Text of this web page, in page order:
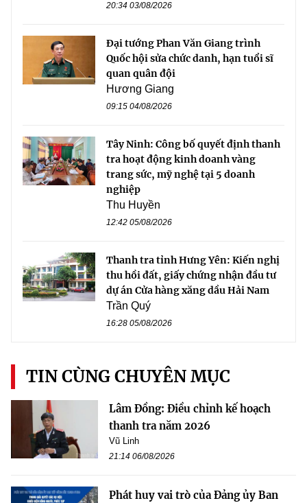
20:34 03/08/2026
Đại tướng Phan Văn Giang trình
Quốc hội sửa chức danh, hạn tuổi sĩ
quan quân đội
Hương Giang
09:15 04/08/2026
Tây Ninh: Công bố quyết định thanh
tra hoạt động kinh doanh vàng
trang sức, mỹ nghệ tại 5 doanh
nghiệp
Thu Huyền
12:42 05/08/2026
Thanh tra tỉnh Hưng Yên: Kiến nghị
thu hồi đất, giấy chứng nhận đầu tư
dự án Cửa hàng xăng dầu Hải Nam
Trần Quý
16:28 05/08/2026
TIN CÙNG CHUYÊN MỤC
Lâm Đồng: Điều chỉnh kế hoạch
thanh tra năm 2026
Vũ Linh
21:14 06/08/2026
Phát huy vai trò của Đảng ủy Ban